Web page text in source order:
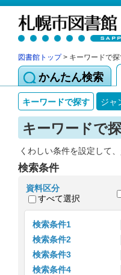
図書館トップ> キーワードで探
かんたん検索
キーワードで探す ジャ
キーワードで
くわしい条件を設定して
検索条件
資料区分
すべて選択
検索条件1
検索条件2
検索条件3
検索条件4